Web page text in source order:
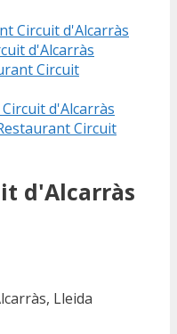
Circuit d'Alcarràs
d'Alcarràs
Circuit
d'Alcarràs
Circuit
d'Alcarràs
Lleida